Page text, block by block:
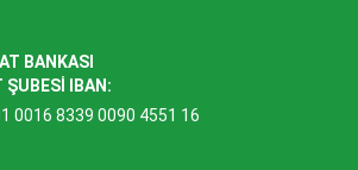
BANKASI
ŞUBESİ IBAN:
0016 8339 0090 4551 16